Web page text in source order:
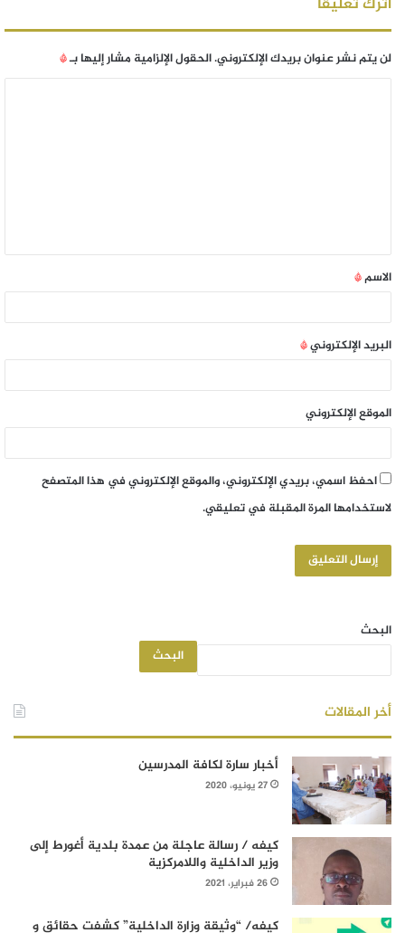
لن يتم نشر عنوان بريدك الإلكتروني.الحقول الإلزامية مشار إليها بـ*
الاسم*
البريد الإلكتروني*
الموقع الإلكتروني
احفظ اسمي، بريدي الإلكتروني، والموقع الإلكتروني في هذا المتصفح
لاستخدامها المرة المقبلة في تعليقي.
البحث
البحث
أخر المقالات
أخبار سارة لكافة المدرسين
27 يونيو، 2020
كيفه / رسالة عاجلة من عمدة بلدية أغورط إلى
وزير الداخلية واللامركزية
26 فبراير، 2021
كيفه/ “وثيقة وزارة الداخلية” كشفت حقائق و